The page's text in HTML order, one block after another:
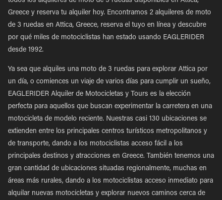
Greece y reserva tu alquiler hoy. Encontramos 2 alquileres de moto
de 3 ruedas en Attica, Greece, reserva el tuyo en línea y descubre
por qué miles de motociclistas han estado usando EAGLERIDER
desde 1992.
Ya sea que alquiles una moto de 3 ruedas para explorar Attica por
un día, o comiences un viaje de varios días para cumplir un sueño,
EAGLERIDER Alquiler de Motocicletas y Tours es la elección
perfecta para aquellos que buscan experimentar la carretera en una
motocicleta de modelo reciente. Nuestras casi 130 ubicaciones se
extienden entre los principales centros turísticos metropolitanos y
de transporte, dando a los motociclistas acceso fácil a los
principales destinos y atracciones en Greece. También tenemos una
gran cantidad de ubicaciones situadas regionalmente, muchas en
áreas más rurales, dando a los motociclistas acceso inmediato para
alquilar nuevas motocicletas y explorar nuevos caminos cerca de